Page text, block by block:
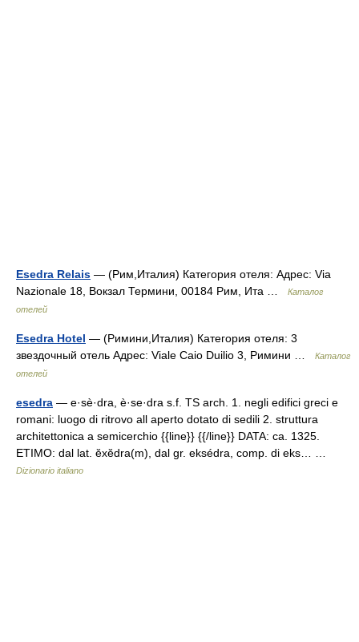
Esedra Relais — (Рим,Италия) Категория отеля: Адрес: Via
Nazionale 18, Вокзал Термини, 00184 Рим, Ита …
Каталог
отелей
Esedra Hotel — (Римини,Италия) Категория отеля: 3
звездочный отель Адрес: Viale Caio Duilio 3, Римини …
Каталог
отелей
esedra — e·sè·dra, è·se·dra s.f. TS arch. 1. negli edifici greci e
romani: luogo di ritrovo all aperto dotato di sedili 2. struttura
architettonica a semicerchio {{line}} {{/line}} DATA: ca. 1325.
ETIMO: dal lat. ĕxĕdra(m), dal gr. eksédra, comp. di eks… …
Dizionario italiano